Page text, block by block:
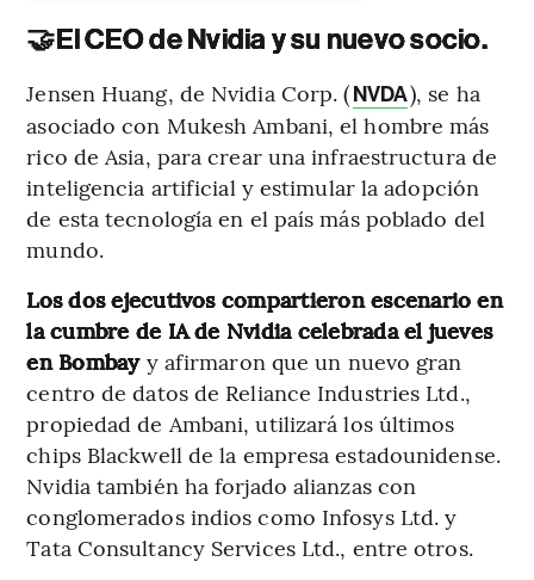
🤝El CEO de Nvidia y su nuevo socio.
Jensen Huang, de Nvidia Corp. (NVDA), se ha
asociado con Mukesh Ambani, el hombre más
rico de Asia, para crear una infraestructura de
inteligencia artificial y estimular la adopción
de esta tecnología en el país más poblado del
mundo.
Los dos ejecutivos compartieron escenario en
la cumbre de IA de Nvidia celebrada el jueves
en Bombayy afirmaron que un nuevo gran
centro de datos de Reliance Industries Ltd.,
propiedad de Ambani, utilizará los últimos
chips Blackwell de la empresa estadounidense.
Nvidia también ha forjado alianzas con
conglomerados indios como Infosys Ltd. y
Tata Consultancy Services Ltd., entre otros.